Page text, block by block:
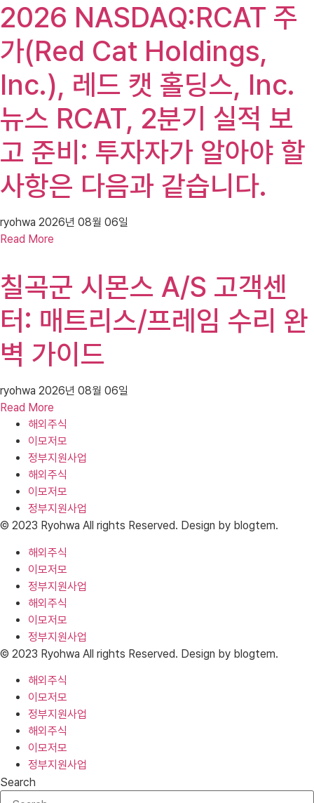
2026 NASDAQ:RCAT 주
가(Red Cat Holdings,
Inc.), 레드 캣 홀딩스, Inc.
뉴스 RCAT, 2분기 실적 보
고 준비: 투자자가 알아야 할
사항은 다음과 같습니다.
ryohwa 2026년 08월 06일
Read More
칠곡군 시몬스 A/S 고객센
터: 매트리스/프레임 수리 완
벽 가이드
ryohwa 2026년 08월 06일
Read More
해외주식
이모저모
정부지원사업
해외주식
이모저모
정부지원사업
© 2023 Ryohwa All rights Reserved. Design by blogtem.
해외주식
이모저모
정부지원사업
해외주식
이모저모
정부지원사업
© 2023 Ryohwa All rights Reserved. Design by blogtem.
해외주식
이모저모
정부지원사업
해외주식
이모저모
정부지원사업
Search